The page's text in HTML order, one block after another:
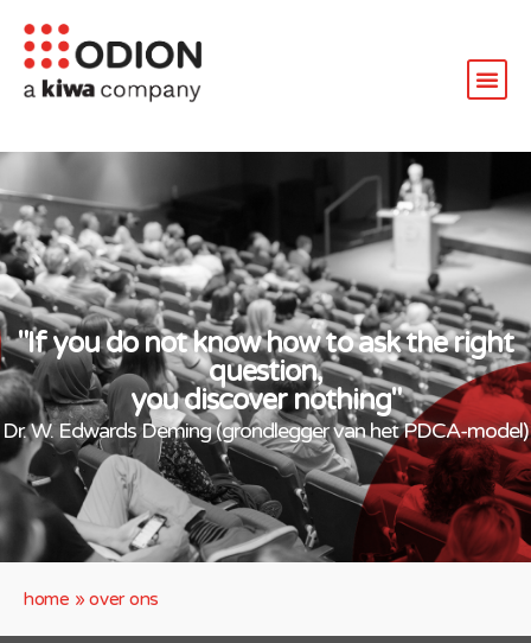
"If you do not know how to ask the right
question,
you discover nothing"
Dr. W. Edwards Deming (grondlegger van het PDCA-model)
home »over ons